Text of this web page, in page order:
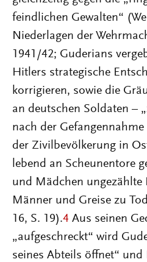
feindlichen Gewalten“
Niederlagen der
1941/42; Guderians
Hitlers strategische
korrigieren, sowie die
an deutschen Soldaten –
nach der
der Zivilbevölkerung in
lebend an Scheunentore
und Mädchen ungezählte
Männer und Greise zu
16, S. 19).4 Aus seinen
„aufgeschreckt“ wird
seines Abteils öffnet“ und